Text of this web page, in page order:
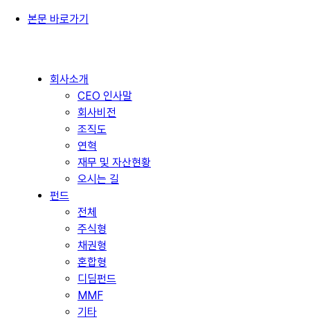
본문 바로가기
회사소개
CEO 인사말
회사비전
조직도
연혁
재무 및 자산현황
오시는 길
펀드
전체
주식형
채권형
혼합형
디딤펀드
MMF
기타